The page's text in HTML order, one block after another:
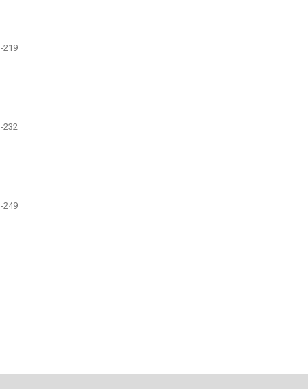
219
232
249